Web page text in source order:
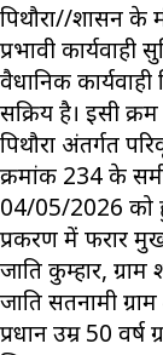
पिथौरा//शासन के
प्रभावी
वैधानिक
सक्रिय है। इसी
पिथौरा अंतर्गत
क्रमांक 234 के
04/05/2026 को
प्रकरण में फरार
जाति कुम्हार,
जाति सतनामी
प्रधान उम्र 50